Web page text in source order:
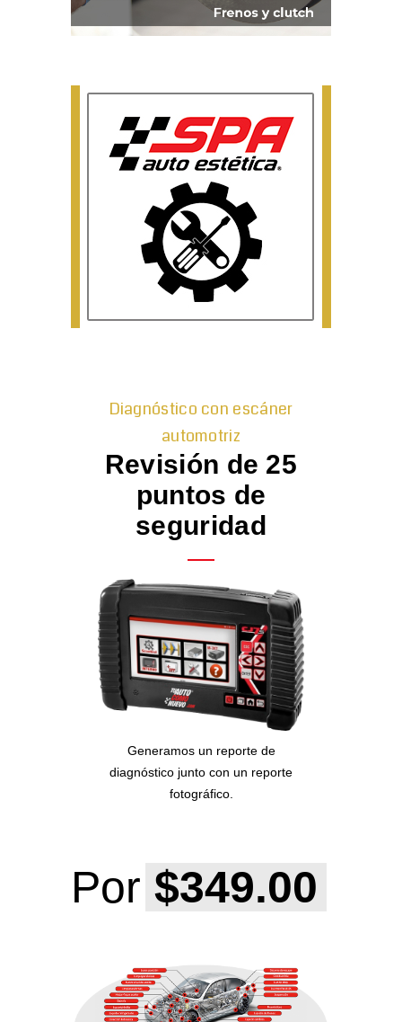
Diagnóstico con escáner
automotriz
Revisión de 25
puntos de
seguridad
Generamos un reporte de
diagnóstico junto con un reporte
fotográfico.
Por
$349.00